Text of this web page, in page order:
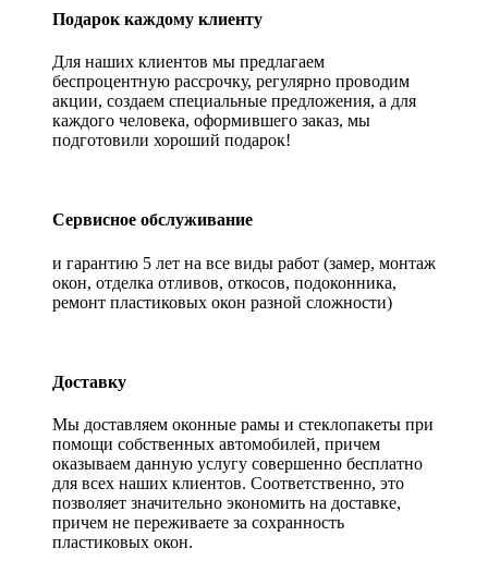
Подарок каждому клиенту
Для наших клиентов мы предлагаем
беспроцентную рассрочку, регулярно проводим
акции, создаем специальные предложения, а для
каждого человека, оформившего заказ, мы
подготовили хороший подарок!
Сервисное обслуживание
и гарантию 5 лет на все виды работ (замер, монтаж
окон, отделка отливов, откосов, подоконника,
ремонт пластиковых окон разной сложности)
Доставку
Мы доставляем оконные рамы и стеклопакеты при
помощи собственных автомобилей, причем
оказываем данную услугу совершенно бесплатно
для всех наших клиентов. Соответственно, это
позволяет значительно экономить на доставке,
причем не переживаете за сохранность
пластиковых окон.